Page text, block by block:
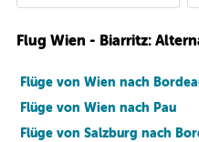
Flug Wien - Biarritz:
Flüge von Wien nach
Flüge von Wien nach Pau
Flüge von Salzburg nach